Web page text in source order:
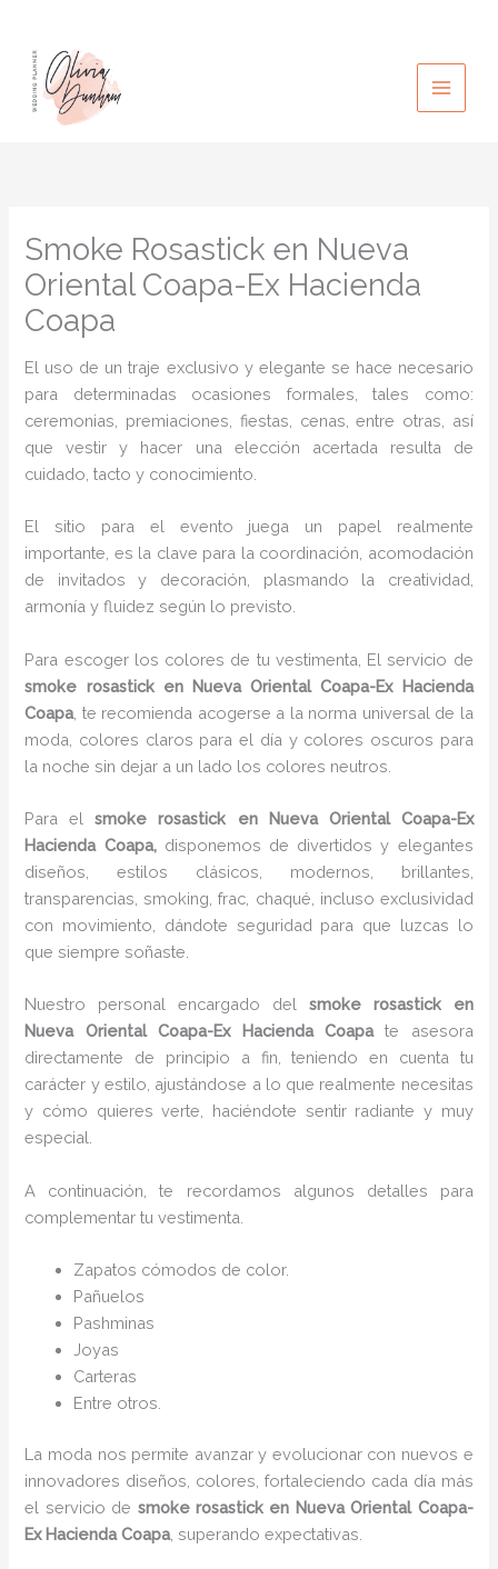
contenido
Smoke Rosastick en Nueva
Oriental Coapa-Ex Hacienda
Coapa
El uso de un traje exclusivo y elegante se hace necesario
para determinadas ocasiones formales, tales como:
ceremonias, premiaciones, fiestas, cenas, entre otras, así
que vestir y hacer una elección acertada resulta de
cuidado, tacto y conocimiento.
El sitio para el evento juega un papel realmente
importante, es la clave para la coordinación, acomodación
de invitados y decoración, plasmando la creatividad,
armonía y fluidez según lo previsto.
Para escoger los colores de tu vestimenta, El servicio de
smoke rosastick en Nueva Oriental Coapa-Ex Hacienda
Coapa, te recomienda acogerse a la norma universal de la
moda, colores claros para el día y colores oscuros para
la noche sin dejar a un lado los colores neutros.
Para elsmoke rosastick en Nueva Oriental Coapa-Ex
Hacienda Coapa, disponemos de divertidos y elegantes
diseños, estilos clásicos, modernos, brillantes,
transparencias, smoking, frac, chaqué, incluso exclusividad
con movimiento, dándote seguridad para que luzcas lo
que siempre soñaste.
Nuestro personal encargado del smoke rosasticken
Nueva Oriental Coapa-Ex Hacienda Coapate asesora
directamente de principio a fin, teniendo en cuenta tu
carácter y estilo, ajustándose a lo que realmente necesitas
y cómo quieres verte, haciéndote sentir radiante y muy
especial.
A continuación, te recordamos algunos detalles para
complementar tu vestimenta.
Zapatos cómodos de color.
Pañuelos
Pashminas
Joyas
Carteras
Entre otros.
La moda nos permite avanzar y evolucionar con nuevos e
innovadores diseños, colores, fortaleciendo cada día más
el servicio de smoke rosastick en Nueva Oriental Coapa-
Ex Hacienda Coapa, superando expectativas.